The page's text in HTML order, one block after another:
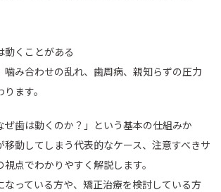
動くことがある
み合わせの乱れ、歯周病、親知らずの圧力
ます。
ぜ歯は動くのか？」という基本の仕組みか
移動してしまう代表的なケース、注意すべきサ
点でわかりやすく解説します。
なっている方や、矯正治療を検討している方